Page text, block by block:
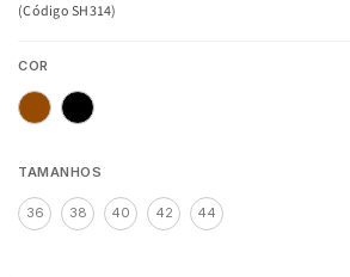
(Código SH314)
COR
TAMANHOS
36 38 40 42 44